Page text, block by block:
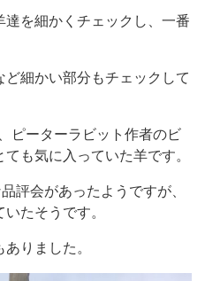
を細かくチェックし、一番
細かい部分もチェックして
ピーターラビット作者のビ
も気に入っていた羊です。
評会があったようですが、
たそうです。
りました。